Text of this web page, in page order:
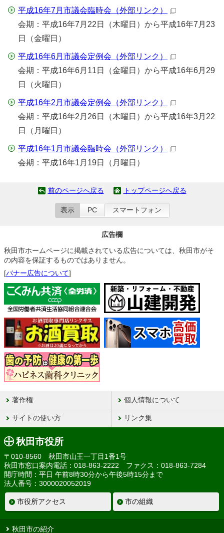
平成16年7月市議会臨時会 （外部リンク）
会期：平成16年7月22日（木曜日）から平成16年7月23
日（金曜日）
平成16年6月市議会定例会 （外部リンク）
会期：平成16年6月11日（金曜日）から平成16年6月29
日（火曜日）
平成16年2月市議会定例会 （外部リンク）
会期：平成16年2月26日（木曜日）から平成16年3月22
日（月曜日）
平成16年1月市議会臨時会 （外部リンク）
会期：平成16年1月19日（月曜日）
前のページへ戻る トップページへ戻る
表示 PC スマートフォン
広告欄
秋田市ホームページに掲載されている広告については、秋田市がそ
の内容を保証するものではありません。
[バナー広告について]
著作権 個人情報について
サイトの使い方 リンク集
秋田市役所
〒010-8560 秋田市山王一丁目1番1号
秋田市窓口案内電話：018-863-2222 ファクス：018-863-7284
開庁時間：平日 午前8時30分から午後5時15分まで
法人番号：3000020052019
市役所アクセス 市の組織
秋田市の紹介